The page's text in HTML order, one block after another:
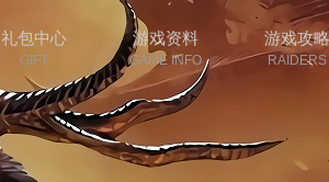
礼包中心
GIFT
游戏资料
GAME INFO
游戏攻略
RAIDERS